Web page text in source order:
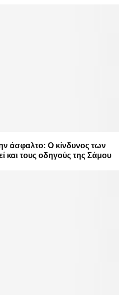
άσφαλτο: Ο κίνδυνος των
και τους οδηγούς της Σάμου